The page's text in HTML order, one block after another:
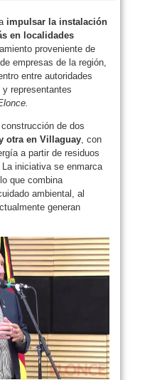
impulsar la instalación
en localidades
proveniente de
empresas de la región,
entre autoridades
representantes
de dos
otra en Villaguay , con
a partir de residuos
iniciativa se enmarca
que combina
ambiental, al
generan